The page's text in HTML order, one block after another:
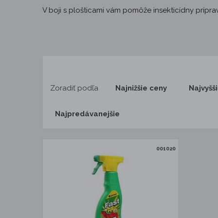
V boji s plošticami vám pomôže insekticídny
Zoradiť podľa Najnižšie ceny
Najpredávanejšie
001020